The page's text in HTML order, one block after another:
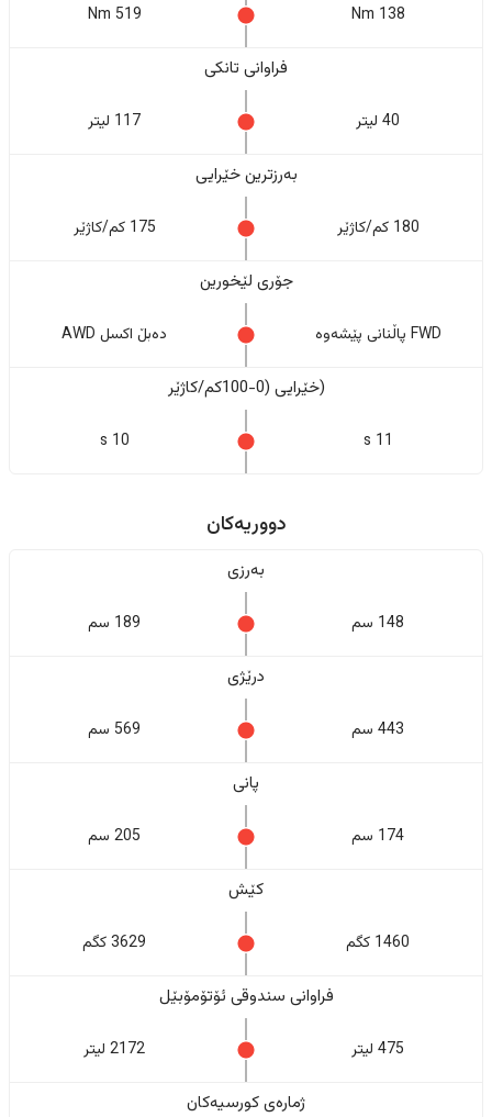
138 Nm
519 Nm
فراوانی تانکی
40 لیتر 117 لیتر
بەرزترین خێرایی
180 کم/کاژێر 175 کم/کاژێر
جۆری لێخورین
FWD پاڵنانی پێشەوە دەبڵ اکسل AWD
(خێرایی (0-100کم/کاژێر
11 s
10 s
دووریەکان
بەرزی
148 سم 189 سم
درێژی
443 سم 569 سم
پانی
174 سم 205 سم
کێش
1460 کگم 3629 کگم
فراوانی سندوقی ئۆتۆمۆبێل
475 لیتر 2172 لیتر
ژمارەی کورسیەکان